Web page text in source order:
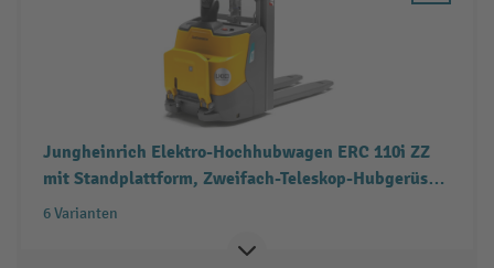
Jungheinrich Elektro-Hochhubwagen ERC 110i ZZ
mit Standplattform, Zweifach-Teleskop-Hubgerüst,
Tragfähigkeit 1.000 kg
6 Varianten